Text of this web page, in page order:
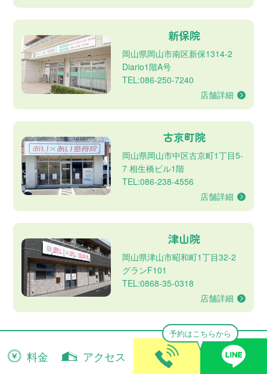
新保院
岡山県岡山市南区新保1314-2
Diario1階A号
TEL:086-250-7240
店舗詳細
古京町院
岡山県岡山市中区古京町1丁目5-
7 相生橋ビル1階
TEL:086-238-4556
店舗詳細
津山院
岡山県津山市昭和町1丁目32-2
グランF101
TEL:0868-35-0318
店舗詳細
料金 アクセス
予約はこちらから